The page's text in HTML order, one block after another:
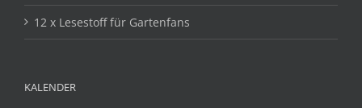
12 x Lesestoff für Gartenfans
KALENDER